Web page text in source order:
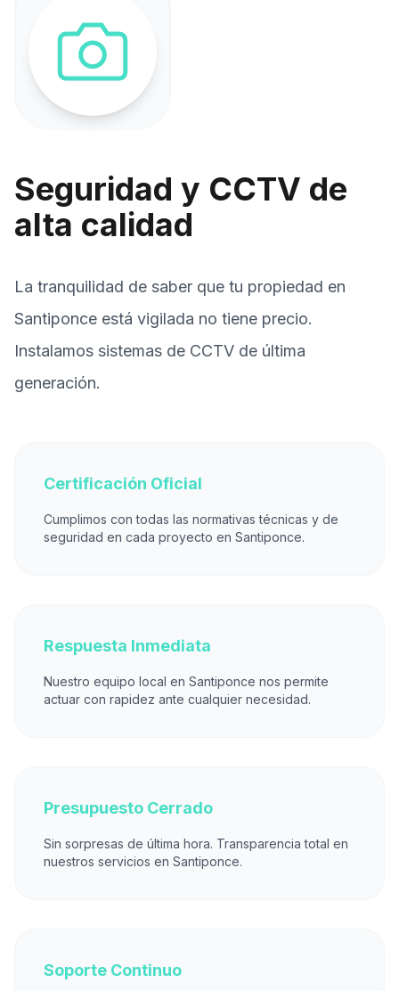
Seguridad y CCTV de
alta calidad
La tranquilidad de saber que tu propiedad en
Santiponce está vigilada no tiene precio.
Instalamos sistemas de CCTV de última
generación.
Certificación Oficial
Cumplimos con todas las normativas técnicas y de
seguridad en cada proyecto en Santiponce.
Respuesta Inmediata
Nuestro equipo local en Santiponce nos permite
actuar con rapidez ante cualquier necesidad.
Presupuesto Cerrado
Sin sorpresas de última hora. Transparencia total en
nuestros servicios en Santiponce.
Soporte Continuo